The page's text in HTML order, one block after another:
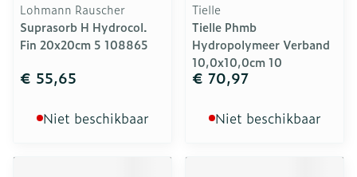
Lohmann Rauscher
Suprasorb H Hydrocol.
Fin 20x20cm 5 108865
€ 55,65
Niet beschikbaar
Tielle
Tielle Phmb
Hydropolymeer Verband
10,0x10,0cm 10
€ 70,97
Niet beschikbaar